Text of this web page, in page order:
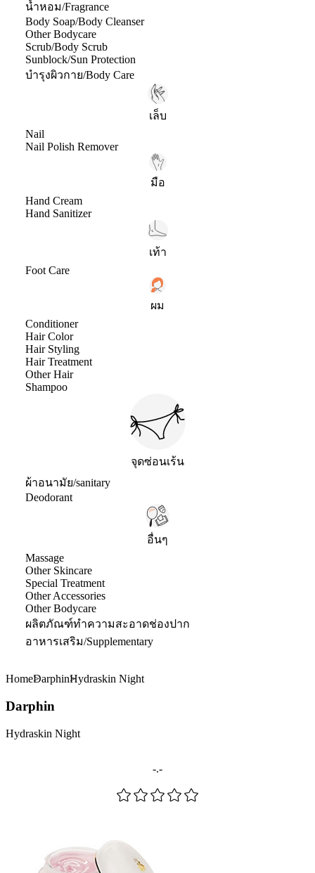
น้ำหอม/Fragrance
Body Soap/Body Cleanser
Other Bodycare
Scrub/Body Scrub
Sunblock/Sun Protection
บำรุงผิวกาย/Body Care
เล็บ
Nail
Nail Polish Remover
มือ
Hand Cream
Hand Sanitizer
เท้า
Foot Care
ผม
Conditioner
Hair Color
Hair Styling
Hair Treatment
Other Hair
Shampoo
จุดซ่อนเร้น
ผ้าอนามัย/sanitary
Deodorant
อื่นๆ
Massage
Other Skincare
Special Treatment
Other Accessories
Other Bodycare
ผลิตภัณฑ์ทำความสะอาดช่องปาก
อาหารเสริม/Supplementary
HomeDarphinHydraskin Night
Darphin
Hydraskin Night
-.-